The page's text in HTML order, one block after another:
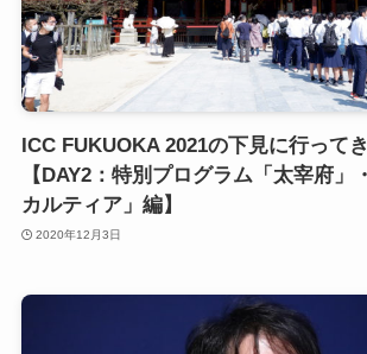
ICC FUKUOKA 2021の下見に行って
【DAY2：特別プログラム「太宰府」
カルティア」編】
2020年12月3日